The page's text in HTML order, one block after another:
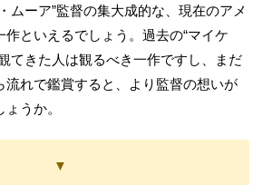
ムーア”監督の集大成的な、現在のアメ
作といえるでしょう。過去の“マイケ
てきた人は観るべき一作ですし、まだ
流れで鑑賞すると、より監督の想いが
うか。
▼